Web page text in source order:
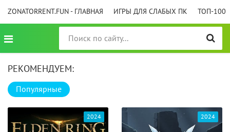
ZONATORRENT.FUN - ГЛАВНАЯ ИГРЫ ДЛЯ СЛАБЫХ ПК ТОП-100
РЕКОМЕНДУЕМ:
Популярные
2024 2024